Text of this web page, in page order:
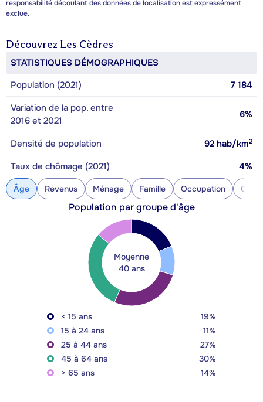
responsabilité découlant des données de localisation est expressément
exclue.
Découvrez Les Cèdres
STATISTIQUES DÉMOGRAPHIQUES
Population (2021)
7 184
Variation de la pop. entre
2016 et 2021
6%
Densité de population 92 hab/km2
Taux de chômage (2021) 4%
Âge Revenus Ménage Famille Occupation
Population par groupe d'âge
Moyenne
40 ans
< 15 ans
19%
15 à 24 ans
11%
25 à 44 ans
27%
45 à 64 ans
30%
> 65 ans
14%